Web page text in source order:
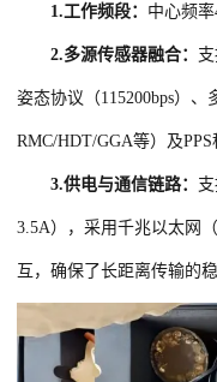
1.工作频段： 中心频率
2.多源传感器融合：
姿态协议（115200bps）、
RMC/HDT/GGA等）及PPS
3.供电与通信链路：
3.5A），采用千兆以太网
互，确保了长距离传输的稳